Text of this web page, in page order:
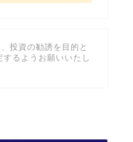
投資の勧誘を目的と
るようお願いいたし